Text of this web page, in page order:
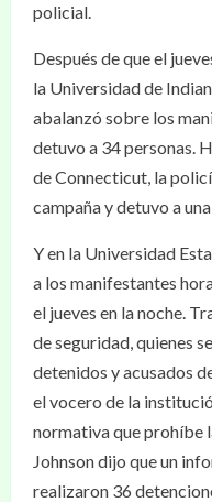
policial.
Después de que el
la Universidad de
abalanzó sobre los
detuvo a 34 personas.
de Connecticut, la
campaña y detuvo a
Y en la Universidad
a los manifestantes
el jueves en la noche.
de seguridad, quienes
detenidos y acusados
el vocero de la
normativa que prohíbe
Johnson dijo que un
realizaron 36